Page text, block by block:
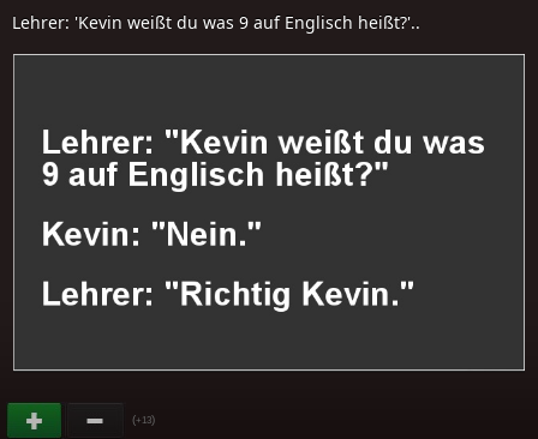
Lehrer: 'Kevin weißt du was 9 auf Englisch heißt?'..
(+13)